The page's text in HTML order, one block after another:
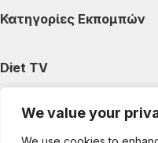
We value your
Κατηγορίες Εκπομπών
Diet TV
Κατηγορίες Άρθρων